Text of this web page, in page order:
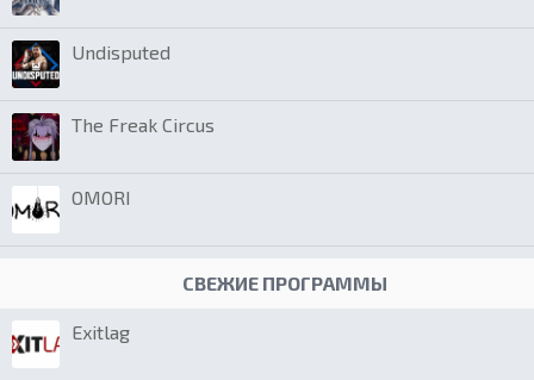
Undisputed
The Freak Circus
OMORI
СВЕЖИЕ ПРОГРАММЫ
Exitlag